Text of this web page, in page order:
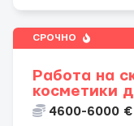
СРОЧНО
Работа на
косметики
4600-6000 €